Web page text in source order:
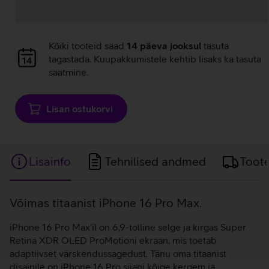
Andmete
laadimine
Kõiki tooteid saad 14 päeva jooksul tasuta
tagastada. Kuupakkumistele kehtib lisaks ka tasuta
saatmine.
Lisan ostukorvi
Lisainfo Tehnilised andmed
Lisainfo
Võimas titaanist iPhone 16 Pro Max.
iPhone 16 Pro Max'il on 6,9-tolline selge ja kirgas Super
Retina XDR OLED ProMotioni ekraan, mis toetab
adaptiivset värskendussagedust. Tänu oma titaanist
disainile on iPhone 16 Pro siiani kõige kergem ja